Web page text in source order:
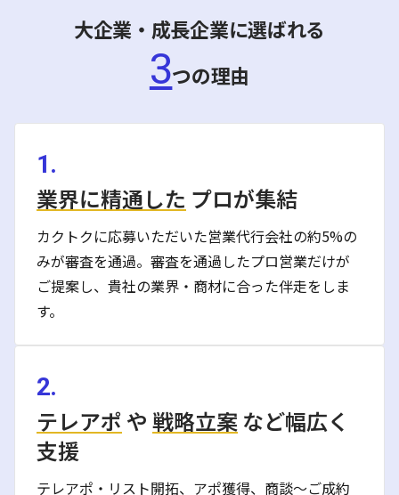
大企業・成長企業に選ばれる
3つの理由
1.
業界に精通した プロが集結
カクトクに応募いただいた営業代行会社の約5%の
みが審査を通過。審査を通過したプロ営業だけが
ご提案し、貴社の業界・商材に合った伴走をしま
す。
2.
テレアポ や 戦略立案 など幅広く
支援
テレアポ・リスト開拓、アポ獲得、商談〜ご成約